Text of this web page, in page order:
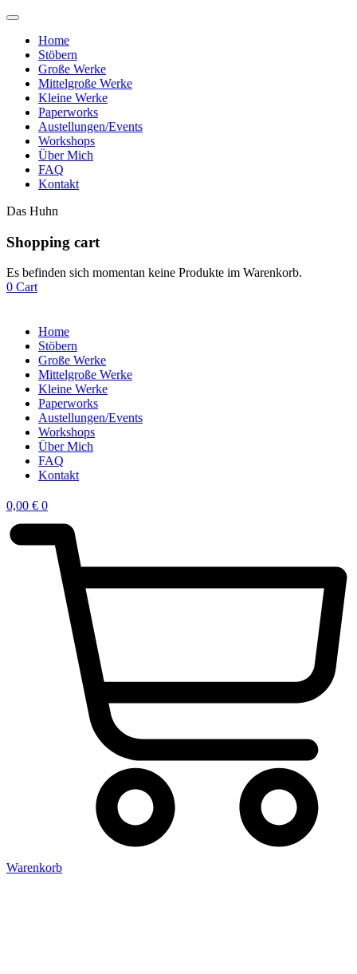
Home
Stöbern
Große Werke
Mittelgroße Werke
Kleine Werke
Paperworks
Austellungen/Events
Workshops
Über Mich
FAQ
Kontakt
Das Huhn
Shopping cart
Es befinden sich momentan keine Produkte im Warenkorb.
0 Cart
Home
Stöbern
Große Werke
Mittelgroße Werke
Kleine Werke
Paperworks
Austellungen/Events
Workshops
Über Mich
FAQ
Kontakt
0,00 € 0
Warenkorb